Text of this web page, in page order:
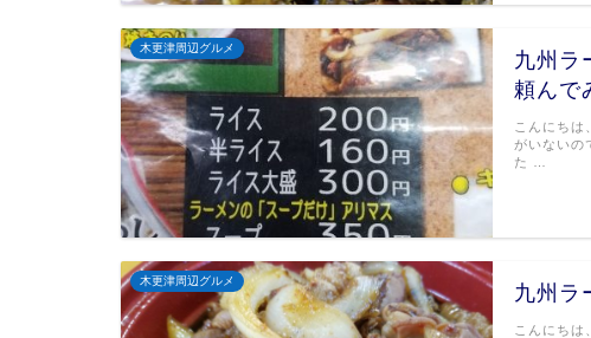
木更津周辺グルメ
九州ラ
頼んで
こんにちは
がいないの
た …
木更津周辺グルメ
九州ラ
こんにちは